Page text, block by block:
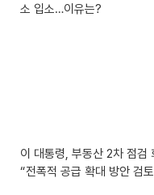
소 입소…이유는?
이 대통령, 부동산 2차 점검
“전폭적 공급 확대 방안 검